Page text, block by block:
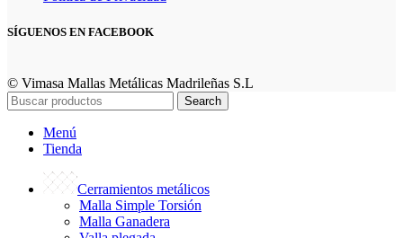
SÍGUENOS EN FACEBOOK
© Vimasa Mallas Metálicas Madrileñas S.L
Search
Menú
Tienda
Cerramientos metálicos
Malla Simple Torsión
Malla Ganadera